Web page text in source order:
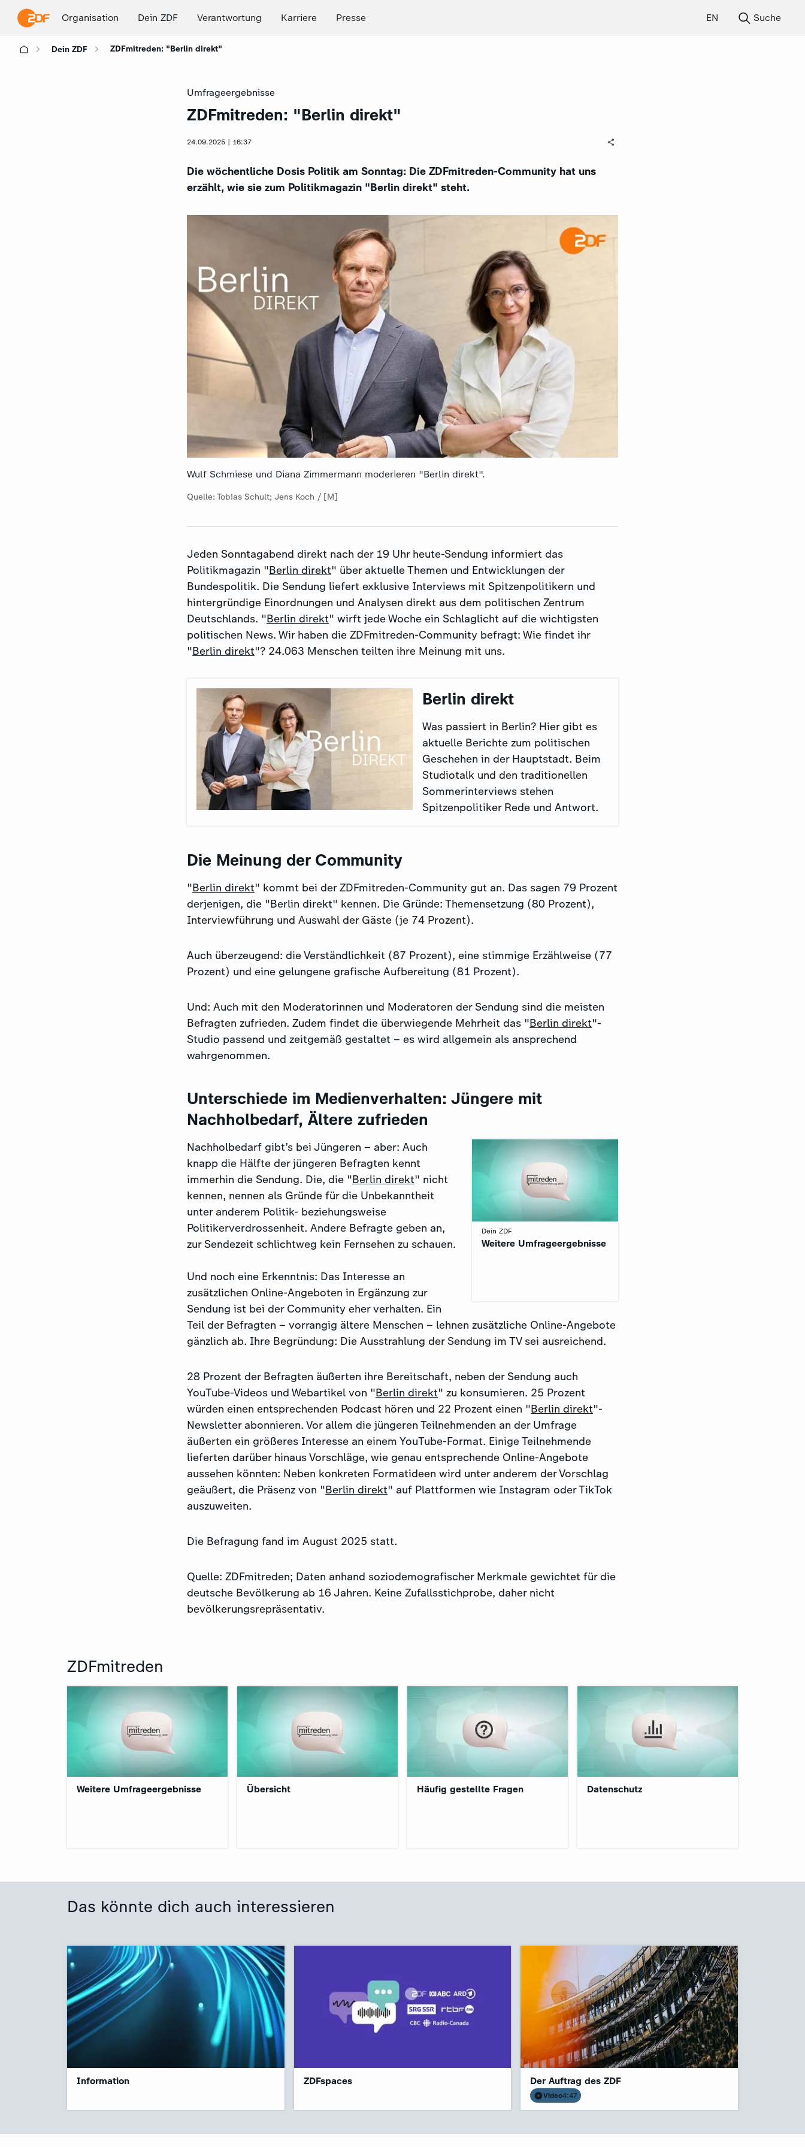
Organisation Dein ZDF Verantwortung Karriere Presse EN Suche
Dein ZDF ZDFmitreden: "Berlin direkt"
Umfrageergebnisse
:
ZDFmitreden: "Berlin direkt"
24.09.2025 | 16:37
Die wöchentliche Dosis Politik am Sonntag: Die ZDFmitreden-Community hat uns
erzählt, wie sie zum Politikmagazin "Berlin direkt" steht.
Wulf Schmiese und Diana Zimmermann moderieren "Berlin direkt".
Quelle: Tobias Schult; Jens Koch / [M]
Jeden Sonntagabend direkt nach der 19 Uhr heute-Sendung informiert das
Politikmagazin "Berlin direkt" über aktuelle Themen und Entwicklungen der
Bundespolitik. Die Sendung liefert exklusive Interviews mit Spitzenpolitikern und
hintergründige Einordnungen und Analysen direkt aus dem politischen Zentrum
Deutschlands. "Berlin direkt" wirft jede Woche ein Schlaglicht auf die wichtigsten
politischen News. Wir haben die ZDFmitreden-Community befragt: Wie findet ihr
"Berlin direkt"? 24.063 Menschen teilten ihre Meinung mit uns.
Berlin direkt
Was passiert in Berlin? Hier gibt es
aktuelle Berichte zum politischen
Geschehen in der Hauptstadt. Beim
Studiotalk und den traditionellen
Sommerinterviews stehen
Spitzenpolitiker Rede und Antwort.
Die Meinung der Community
"Berlin direkt" kommt bei der ZDFmitreden-Community gut an. Das sagen 79 Prozent
derjenigen, die "Berlin direkt" kennen. Die Gründe: Themensetzung (80 Prozent),
Interviewführung und Auswahl der Gäste (je 74 Prozent).
Auch überzeugend: die Verständlichkeit (87 Prozent), eine stimmige Erzählweise (77
Prozent) und eine gelungene grafische Aufbereitung (81 Prozent).
Und: Auch mit den Moderatorinnen und Moderatoren der Sendung sind die meisten
Befragten zufrieden. Zudem findet die überwiegende Mehrheit das "Berlin direkt"-
Studio passend und zeitgemäß gestaltet – es wird allgemein als ansprechend
wahrgenommen.
Unterschiede im Medienverhalten: Jüngere mit
Nachholbedarf, Ältere zufrieden
Dein ZDF
:
Weitere Umfrageergebnisse
Nachholbedarf gibt’s bei Jüngeren – aber: Auch
knapp die Hälfte der jüngeren Befragten kennt
immerhin die Sendung. Die, die "Berlin direkt" nicht
kennen, nennen als Gründe für die Unbekanntheit
unter anderem Politik- beziehungsweise
Politikerverdrossenheit. Andere Befragte geben an,
zur Sendezeit schlichtweg kein Fernsehen zu schauen.
Und noch eine Erkenntnis: Das Interesse an
zusätzlichen Online-Angeboten in Ergänzung zur
Sendung ist bei der Community eher verhalten. Ein
Teil der Befragten – vorrangig ältere Menschen – lehnen zusätzliche Online-Angebote
gänzlich ab. Ihre Begründung: Die Ausstrahlung der Sendung im TV sei ausreichend.
28 Prozent der Befragten äußerten ihre Bereitschaft, neben der Sendung auch
YouTube-Videos und Webartikel von "Berlin direkt" zu konsumieren. 25 Prozent
würden einen entsprechenden Podcast hören und 22 Prozent einen "Berlin direkt"-
Newsletter abonnieren. Vor allem die jüngeren Teilnehmenden an der Umfrage
äußerten ein größeres Interesse an einem YouTube-Format. Einige Teilnehmende
lieferten darüber hinaus Vorschläge, wie genau entsprechende Online-Angebote
aussehen könnten: Neben konkreten Formatideen wird unter anderem der Vorschlag
geäußert, die Präsenz von "Berlin direkt" auf Plattformen wie Instagram oder TikTok
auszuweiten.
Die Befragung fand im August 2025 statt.
Quelle: ZDFmitreden; Daten anhand soziodemografischer Merkmale gewichtet für die
deutsche Bevölkerung ab 16 Jahren. Keine Zufallsstichprobe, daher nicht
bevölkerungsrepräsentativ.
ZDFmitreden
:
Weitere Umfrageergebnisse :
Übersicht :
Häufig gestellte Fragen :
Datenschutz
Das könnte dich auch interessieren
Information ZDFspaces Der Auftrag des ZDF
Video4:47